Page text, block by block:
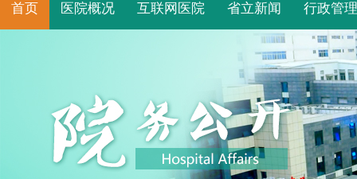
首页 医院概况 互联网医院 省立新闻 行政管理